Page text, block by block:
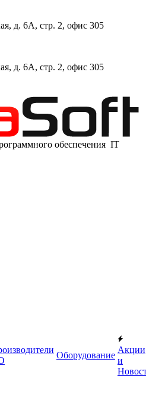
д. 6А, стр. 2, офис 305
д. 6А, стр. 2, офис 305
обеспечения IT
Оборудование
Акции
и